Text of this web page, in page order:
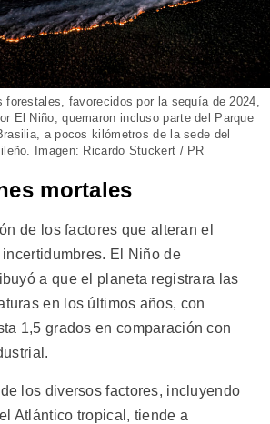
forestales, favorecidos por la sequía de 2024,
El Niño, quemaron incluso parte del Parque
a pocos kilómetros de la sede del
Imagen: Ricardo Stuckert / PR
mortales
de los factores que alteran el
El Niño de
a que el planeta registrara las
en los últimos años, con
1,5 grados en comparación con
los diversos factores, incluyendo
Atlántico tropical, tiende a